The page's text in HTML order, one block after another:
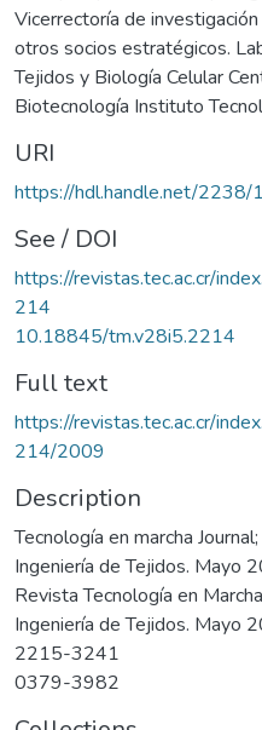
Vicerrectoría de
otros socios estratégicos.
Tejidos y Biología Celular
Biotecnología Instituto
URI
https://hdl.handle.net/2238/
See / DOI
https://revistas.tec.ac.cr/
214
10.18845/tm.v28i5.2214
Full text
https://revistas.tec.ac.cr/
214/2009
Description
Tecnología en marcha
Ingeniería de Tejidos. Mayo
Revista Tecnología en
Ingeniería de Tejidos. Mayo
2215-3241
0379-3982